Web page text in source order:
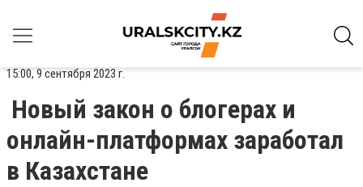
15:00, 9 сентября 2023 г.
Новый закон о блогерах и
онлайн-платформах заработал
в Казахстане